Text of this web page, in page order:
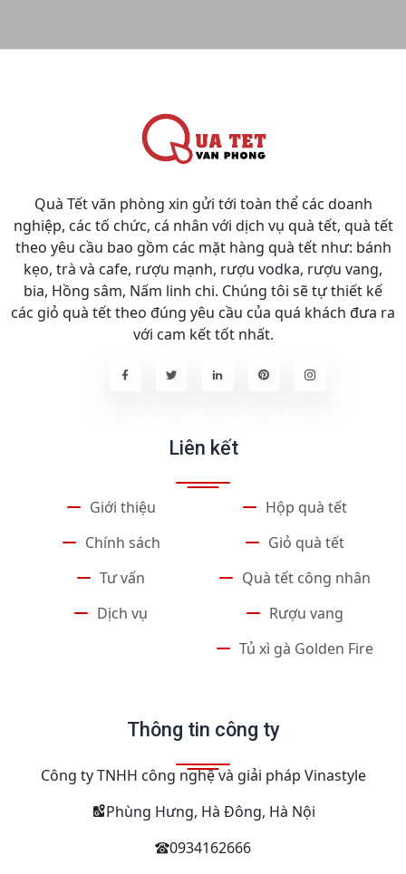
Quà Tết văn phòng xin gửi tới toàn thể các doanh
nghiệp, các tố chức, cá nhân với dịch vụ quà tết, quà tết
theo yêu cầu bao gồm các mặt hàng quà tết như: bánh
kẹo, trà và cafe, rượu mạnh, rượu vodka, rượu vang,
bia, Hồng sâm, Nấm linh chi. Chúng tôi sẽ tự thiết kế
các giỏ quà tết theo đúng yêu cầu của quá khách đưa ra
với cam kết tốt nhất.
Liên kết
Giới thiệu
Chính sách
Tư vấn
Dịch vụ
Hộp quà tết
Giỏ quà tết
Quà tết công nhân
Rượu vang
Tủ xì gà Golden Fire
Thông tin công ty
Công ty TNHH công nghệ và giải pháp Vinastyle
Phùng Hưng, Hà Đông, Hà Nội
0934162666